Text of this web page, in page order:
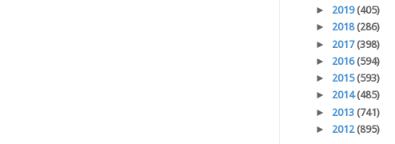
► 2019(405)
► 2018(286)
► 2017(398)
► 2016(594)
► 2015(593)
► 2014(485)
► 2013 (741)
► 2012(895)